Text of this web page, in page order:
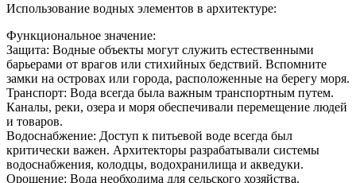
Использование водных элементов в архитектуре:
Функциональное значение:
Защита: Водные объекты могут служить естественными
барьерами от врагов или стихийных бедствий. Вспомните
замки на островах или города, расположенные на берегу моря.
Транспорт: Вода всегда была важным транспортным путем.
Каналы, реки, озера и моря обеспечивали перемещение людей
и товаров.
Водоснабжение: Доступ к питьевой воде всегда был
критически важен. Архитекторы разрабатывали системы
водоснабжения, колодцы, водохранилища и акведуки.
Орошение: Вода необходима для сельского хозяйства.